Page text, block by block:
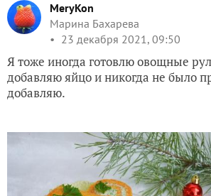
MeryKon
Марина Бахарева
23 декабря 2021, 09:50
Я тоже иногда готовлю овощные
добавляю яйцо и никогда не было
добавляю.